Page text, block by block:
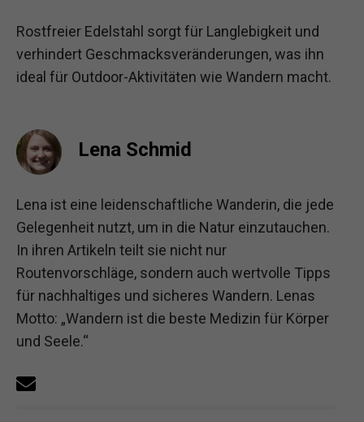
Rostfreier Edelstahl sorgt für Langlebigkeit und
verhindert Geschmacksveränderungen, was ihn
ideal für Outdoor-Aktivitäten wie Wandern macht.
Lena Schmid
Lena ist eine leidenschaftliche Wanderin, die jede
Gelegenheit nutzt, um in die Natur einzutauchen.
In ihren Artikeln teilt sie nicht nur
Routenvorschläge, sondern auch wertvolle Tipps
für nachhaltiges und sicheres Wandern. Lenas
Motto: „Wandern ist die beste Medizin für Körper
und Seele.“